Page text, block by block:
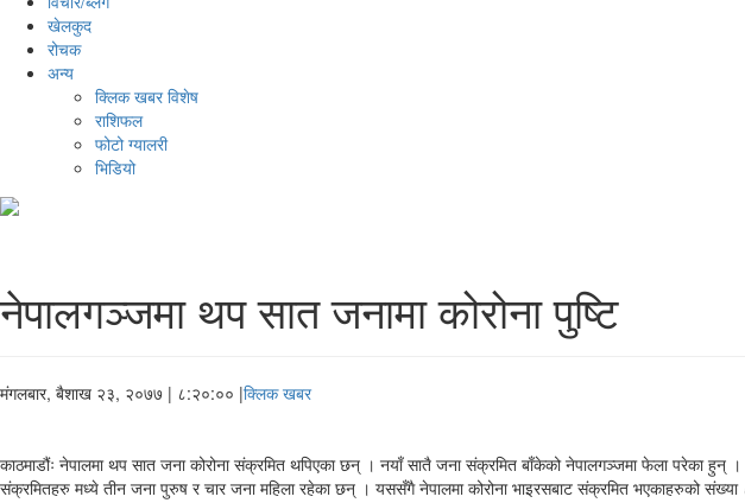
खेलकुद
रोचक
अन्य
क्लिक खबर विशेष
राशिफल
फोटो ग्यालरी
भिडियो
नेपालगञ्जमा थप सात जनामा कोरोना पुष्टि
मंगलबार, बैशाख २३, २०७७ | ८:२०:०० |क्लिक खबर
काठमाडौंः नेपालमा थप सात जना कोरोना संक्रमित थपिएका छन् । नयाँ सातै जना संक्रमित बाँकेको नेपालगञ्जमा फेला परेका हुन् ।
संक्रमितहरु मध्ये तीन जना पुरुष र चार जना महिला रहेका छन् । यससँगै नेपालमा कोरोना भाइरसबाट संक्रमित भएकाहरुको